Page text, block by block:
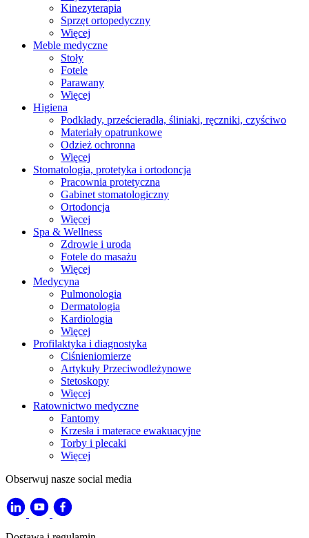
Kinezyterapia
Sprzęt ortopedyczny
Więcej
Meble medyczne
Stoły
Fotele
Parawany
Więcej
Higiena
Podkłady, prześcieradła, śliniaki, ręczniki, czyściwo
Materiały opatrunkowe
Odzież ochronna
Więcej
Stomatologia, protetyka i ortodoncja
Pracownia protetyczna
Gabinet stomatologiczny
Ortodoncja
Więcej
Spa & Wellness
Zdrowie i uroda
Fotele do masażu
Więcej
Medycyna
Pulmonologia
Dermatologia
Kardiologia
Więcej
Profilaktyka i diagnostyka
Ciśnieniomierze
Artykuły Przeciwodleżynowe
Stetoskopy
Więcej
Ratownictwo medyczne
Fantomy
Krzesła i materace ewakuacyjne
Torby i plecaki
Więcej
Obserwuj nasze social media